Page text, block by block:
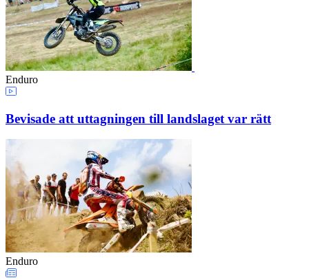
Enduro
Bevisade att uttagningen till landslaget var rätt
Enduro